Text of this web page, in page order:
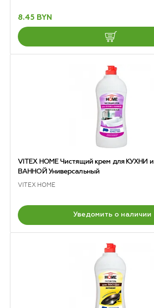
8.45 BYN
VITEX HOME Чистящий крем для КУХНИ и
ВАННОЙ Универсальный
VITEX HOME
Уведомить о наличии